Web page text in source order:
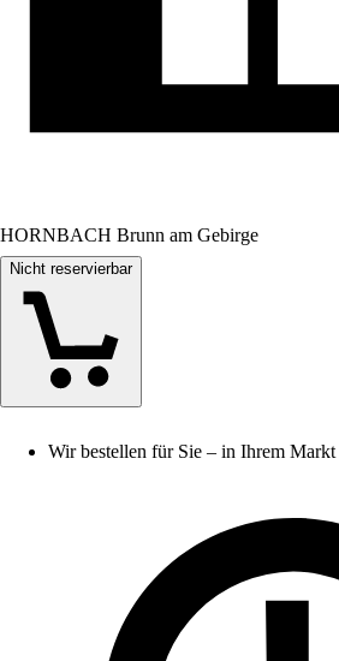
HORNBACH Brunn am Gebirge
Nicht reservierbar
Wir bestellen für Sie – in Ihrem